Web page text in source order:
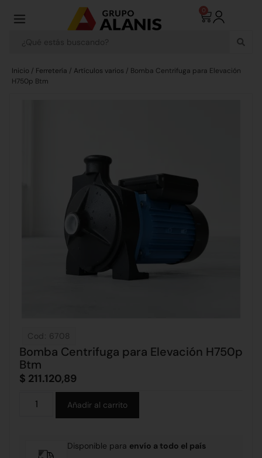
0
Inicio / Ferretería / Artículos varios / Bomba Centrifuga para Elevación
H750p Btm
Cod: 6708
Bomba Centrifuga para Elevación H750p
Btm
$ 211.120,89
Añadir al carrito
Disponible para envío a todo el país